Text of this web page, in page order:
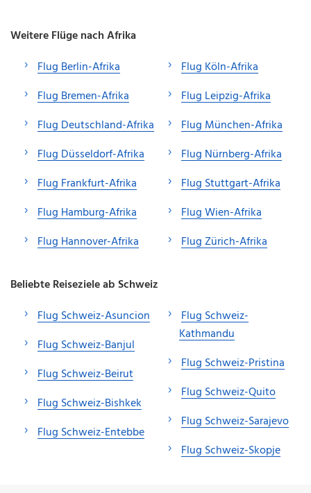
Weitere Flüge nach Afrika
Flug Berlin-Afrika
Flug Bremen-Afrika
Flug Deutschland-Afrika
Flug Düsseldorf-Afrika
Flug Frankfurt-Afrika
Flug Hamburg-Afrika
Flug Hannover-Afrika
Flug Köln-Afrika
Flug Leipzig-Afrika
Flug München-Afrika
Flug Nürnberg-Afrika
Flug Stuttgart-Afrika
Flug Wien-Afrika
Flug Zürich-Afrika
Beliebte Reiseziele ab Schweiz
Flug Schweiz-Asuncion
Flug Schweiz-Banjul
Flug Schweiz-Beirut
Flug Schweiz-Bishkek
Flug Schweiz-Entebbe
Flug Schweiz-
Kathmandu
Flug Schweiz-Pristina
Flug Schweiz-Quito
Flug Schweiz-Sarajevo
Flug Schweiz-Skopje